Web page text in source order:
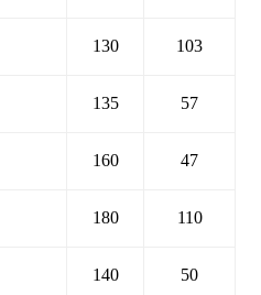
130 103
135 57
160 47
180 110
140 50